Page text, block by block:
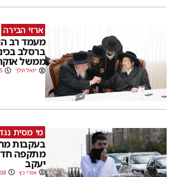
ארזי הבירה
מעמד רב
ברסלב
ממשל
יואל וולך
מי מסית
בעקבות
מתקפה
יעקב
אורי כץ